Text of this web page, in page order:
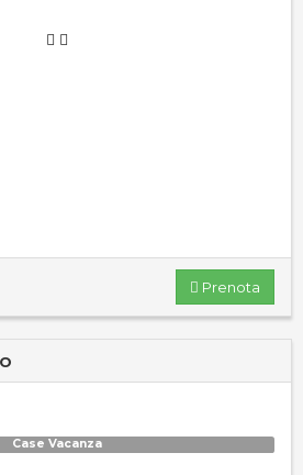
Prenota
Case Vacanza